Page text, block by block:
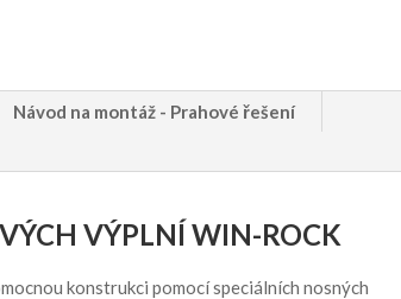
Návod na montáž - Prahové řešení
VÝPLNÍ WIN-ROCK
konstrukci pomocí speciálních nosných